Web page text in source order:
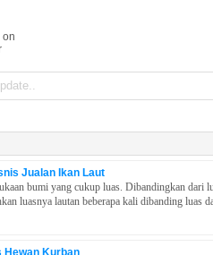
on
Jualan Ikan Laut
bumi yang cukup luas. Dibandingkan dari
luasnya lautan beberapa kali dibanding luas